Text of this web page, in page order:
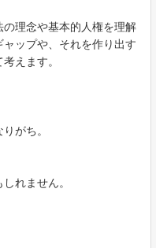
の理念や基本的人権を理解
ップや、それを作り出す
えます。
がち。
れません。